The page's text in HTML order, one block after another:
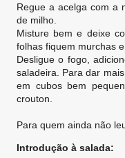
Regue a acelga com a
de milho.
Misture bem e deixe
folhas fiquem murchas
Desligue o fogo,
saladeira. Para dar
em cubos bem
crouton.
Para quem ainda não
Introdução à salada: